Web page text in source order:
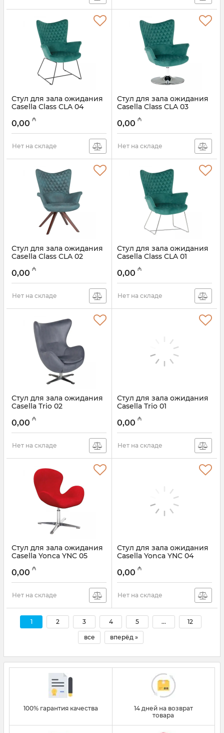
Стул для зала ожидания
Casella Class CLA 04
0,00 ₼
Нет на складе
Стул для зала ожидания
Casella Class CLA 03
0,00 ₼
Нет на складе
Стул для зала ожидания
Casella Class CLA 02
0,00 ₼
Нет на складе
Стул для зала ожидания
Casella Class CLA 01
0,00 ₼
Нет на складе
Стул для зала ожидания
Casella Trio 02
0,00 ₼
Нет на складе
Стул для зала ожидания
Casella Trio 01
0,00 ₼
Нет на складе
Стул для зала ожидания
Casella Yonca YNC 05
0,00 ₼
Нет на складе
Стул для зала ожидания
Casella Yonca YNC 04
0,00 ₼
Нет на складе
1 2 3 4 5 ... 12
все вперёд »
100% гарантия качества
14 дней на возврат
товара